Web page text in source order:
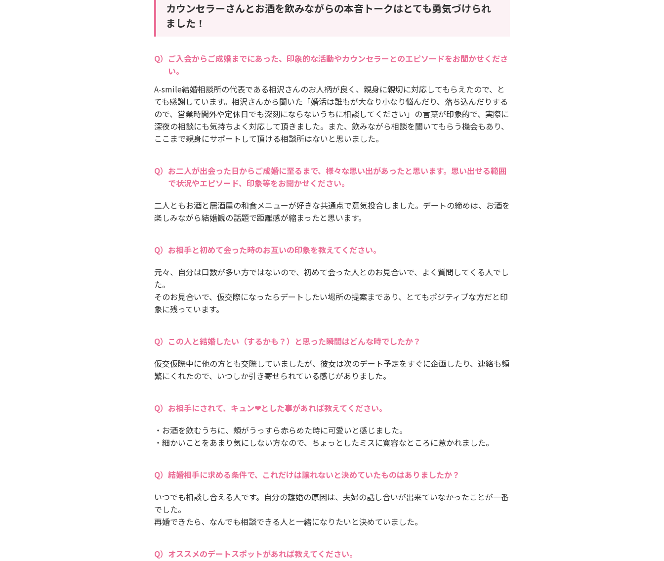
カウンセラーさんとお酒を飲みながらの本音トークはとても勇気づけられ
ました！
ご入会からご成婚までにあった、印象的な活動やカウンセラーとのエピソードをお聞かせくださ
い。
A-smile結婚相談所の代表である相沢さんのお人柄が良く、親身に親切に対応してもらえたので、と
ても感謝しています。相沢さんから聞いた「婚活は誰もが大なり小なり悩んだり、落ち込んだりする
ので、営業時間外や定休日でも深刻にならないうちに相談してください」の言葉が印象的で、実際に
深夜の相談にも気持ちよく対応して頂きました。また、飲みながら相談を聞いてもらう機会もあり、
ここまで親身にサポートして頂ける相談所はないと思いました。
お二人が出会った日からご成婚に至るまで、様々な思い出があったと思います。思い出せる範囲
で状況やエピソード、印象等をお聞かせください。
二人ともお酒と居酒屋の和食メニューが好きな共通点で意気投合しました。デートの締めは、お酒を
楽しみながら結婚観の話題で距離感が縮まったと思います。
お相手と初めて会った時のお互いの印象を教えてください。
元々、自分は口数が多い方ではないので、初めて会った人とのお見合いで、よく質問してくる人でし
た。
そのお見合いで、仮交際になったらデートしたい場所の提案まであり、とてもポジティブな方だと印
象に残っています。
この人と結婚したい（するかも？）と思った瞬間はどんな時でしたか？
仮交仮際中に他の方とも交際していましたが、彼女は次のデート予定をすぐに企画したり、連絡も頻
繁にくれたので、いつしか引き寄せられている感じがありました。
お相手にされて、キュン❤とした事があれば教えてください。
・お酒を飲むうちに、頬がうっすら赤らめた時に可愛いと感じました。
・細かいことをあまり気にしない方なので、ちょっとしたミスに寛容なところに惹かれました。
結婚相手に求める条件で、これだけは譲れないと決めていたものはありましたか？
いつでも相談し合える人です。自分の離婚の原因は、夫婦の話し合いが出来ていなかったことが一番
でした。
再婚できたら、なんでも相談できる人と一緒になりたいと決めていました。
オススメのデートスポットがあれば教えてください。